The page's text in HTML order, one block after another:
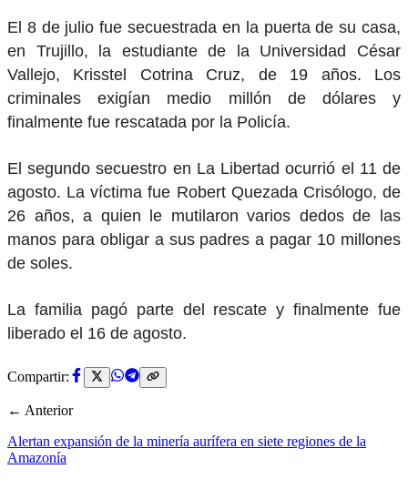
El 8 de julio fue secuestrada en la puerta de su casa,
en Trujillo, la estudiante de la Universidad César
Vallejo, Krisstel Cotrina Cruz, de 19 años. Los
criminales exigían medio millón de dólares y
finalmente fue rescatada por la Policía.
El segundo secuestro en La Libertad ocurrió el 11 de
agosto. La víctima fue Robert Quezada Crisólogo, de
26 años, a quien le mutilaron varios dedos de las
manos para obligar a sus padres a pagar 10 millones
de soles.
La familia pagó parte del rescate y finalmente fue
liberado el 16 de agosto.
Compartir:
← Anterior
Alertan expansión de la minería aurífera en siete regiones de la
Amazonía